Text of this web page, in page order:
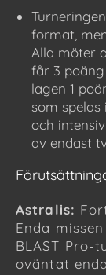
format,
Alla möter
får 3
lagen 1
som
och
av endast
Astralis:
Enda
BLAST Pro-
oväntat